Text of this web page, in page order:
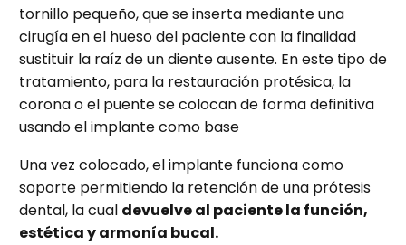
tornillo pequeño, que se inserta mediante una
cirugía en el hueso del paciente con la finalidad
sustituir la raíz de un diente ausente. En este tipo de
tratamiento, para la restauración protésica, la
corona o el puente se colocan de forma definitiva
usando el implante como base
Una vez colocado, el implante funciona como
soporte permitiendo la retención de una prótesis
dental, la cual devuelve al paciente la función,
estética y armonía bucal.